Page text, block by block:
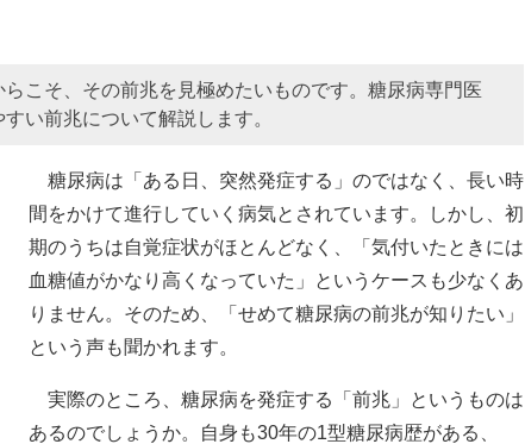
こそ、その前兆を見極めたいものです。糖尿病専門医
い前兆について解説します。
糖尿病は「ある日、突然発症する」のではなく、長い時
間をかけて進行していく病気とされています。しかし、初
期のうちは自覚症状がほとんどなく、「気付いたときには
血糖値がかなり高くなっていた」というケースも少なくあ
りません。そのため、「せめて糖尿病の前兆が知りたい」
という声も聞かれます。
実際のところ、糖尿病を発症する「前兆」というものは
あるのでしょうか。自身も30年の1型糖尿病歴がある、